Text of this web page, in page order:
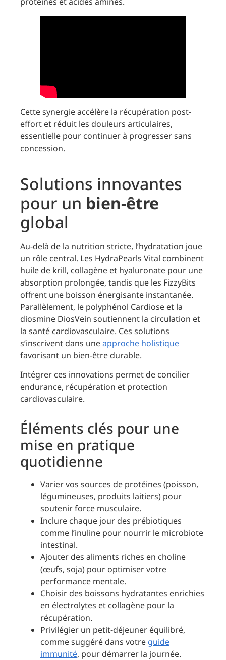
Cette synergie accélère la récupération post-
effort et réduit les douleurs articulaires,
essentielle pour continuer à progresser sans
concession.
Solutions innovantes
pour un bien-être
global
Au-delà de la nutrition stricte, l’hydratation joue
un rôle central. Les HydraPearls Vital combinent
huile de krill, collagène et hyaluronate pour une
absorption prolongée, tandis que les FizzyBits
offrent une boisson énergisante instantanée.
Parallèlement, le polyphénol Cardiose et la
diosmine DiosVein soutiennent la circulation et
la santé cardiovasculaire. Ces solutions
s’inscrivent dans uneapproche holistique
favorisant un bien-être durable.
Intégrer ces innovations permet de concilier
endurance, récupération et protection
cardiovasculaire.
Éléments clés pour une
mise en pratique
quotidienne
Varier vos sources de protéines (poisson,
légumineuses, produits laitiers) pour
soutenir force musculaire.
Inclure chaque jour des prébiotiques
comme l’inuline pour nourrir le microbiote
intestinal.
Ajouter des aliments riches en choline
(œufs, soja) pour optimiser votre
performance mentale.
Choisir des boissons hydratantes enrichies
en électrolytes et collagène pour la
récupération.
Privilégier un petit-déjeuner équilibré,
comme suggéré dans votre guide
immunité, pour démarrer la journée.